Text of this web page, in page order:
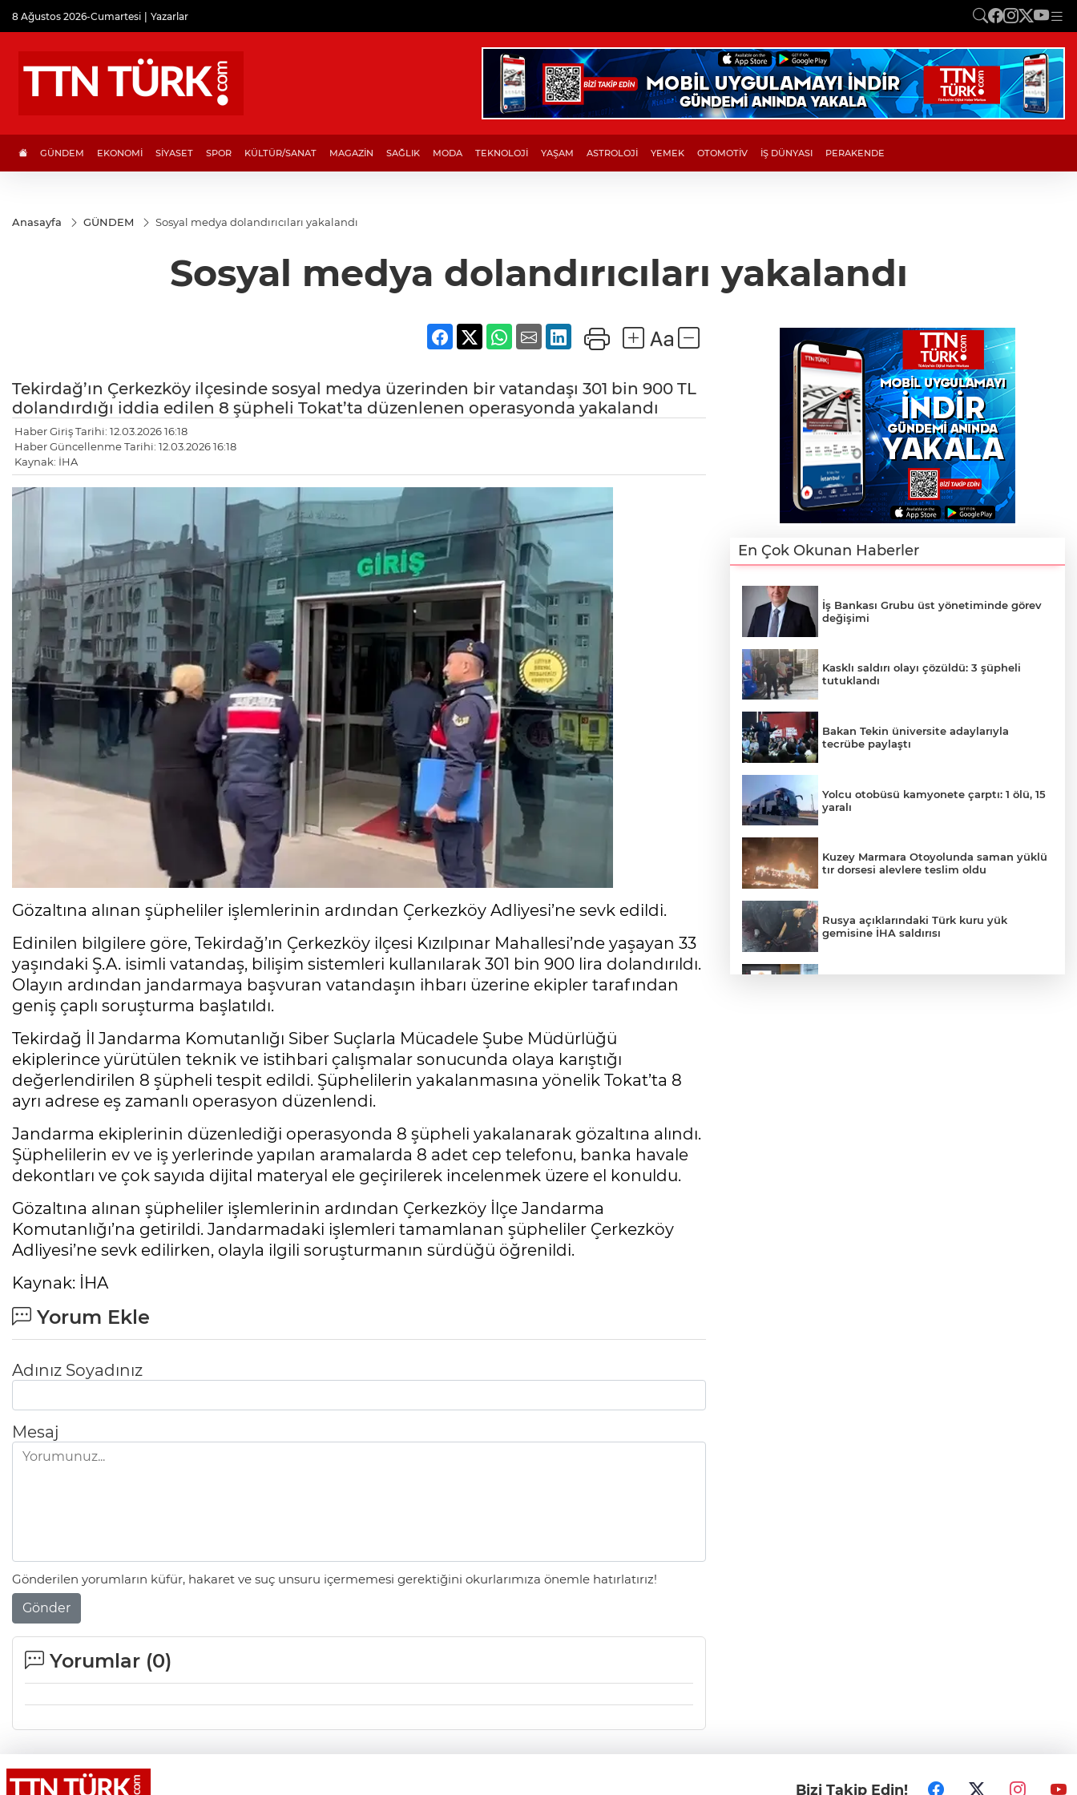
8 Ağustos 2026-Cumartesi Yazarlar
GÜNDEM EKONOMİ SİYASET SPOR KÜLTÜR/SANAT MAGAZİN SAĞLIK MODA TEKNOLOJİ YAŞAM ASTROLOJİ YEMEK OTOMOTİV İŞ DÜNYASI PERAKENDE
Anasayfa GÜNDEM Sosyal medya dolandırıcıları yakalandı
Sosyal medya dolandırıcıları yakalandı
Tekirdağ’ın Çerkezköy ilçesinde sosyal medya üzerinden bir vatandaşı 301 bin 900 TL
dolandırdığı iddia edilen 8 şüpheli Tokat’ta düzenlenen operasyonda yakalandı
Haber Giriş Tarihi: 12.03.2026 16:18
Haber Güncellenme Tarihi: 12.03.2026 16:18
Kaynak: İHA
Gözaltına alınan şüpheliler işlemlerinin ardından Çerkezköy Adliyesi’ne sevk edildi.
Edinilen bilgilere göre, Tekirdağ’ın Çerkezköy ilçesi Kızılpınar Mahallesi’nde yaşayan 33
yaşındaki Ş.A. isimli vatandaş, bilişim sistemleri kullanılarak 301 bin 900 lira dolandırıldı.
Olayın ardından jandarmaya başvuran vatandaşın ihbarı üzerine ekipler tarafından
geniş çaplı soruşturma başlatıldı.
Tekirdağ İl Jandarma Komutanlığı Siber Suçlarla Mücadele Şube Müdürlüğü
ekiplerince yürütülen teknik ve istihbari çalışmalar sonucunda olaya karıştığı
değerlendirilen 8 şüpheli tespit edildi. Şüphelilerin yakalanmasına yönelik Tokat’ta 8
ayrı adrese eş zamanlı operasyon düzenlendi.
Jandarma ekiplerinin düzenlediği operasyonda 8 şüpheli yakalanarak gözaltına alındı.
Şüphelilerin ev ve iş yerlerinde yapılan aramalarda 8 adet cep telefonu, banka havale
dekontları ve çok sayıda dijital materyal ele geçirilerek incelenmek üzere el konuldu.
Gözaltına alınan şüpheliler işlemlerinin ardından Çerkezköy İlçe Jandarma
Komutanlığı’na getirildi. Jandarmadaki işlemleri tamamlanan şüpheliler Çerkezköy
Adliyesi’ne sevk edilirken, olayla ilgili soruşturmanın sürdüğü öğrenildi.
Kaynak: İHA
Yorum Ekle
Adınız Soyadınız
Mesaj
Gönderilen yorumların küfür, hakaret ve suç unsuru içermemesi gerektiğini okurlarımıza önemle hatırlatırız!
Gönder
Yorumlar (0)
En Çok Okunan Haberler
İş Bankası Grubu üst yönetiminde görev
değişimi
Kasklı saldırı olayı çözüldü: 3 şüpheli
tutuklandı
Bakan Tekin üniversite adaylarıyla
tecrübe paylaştı
Yolcu otobüsü kamyonete çarptı: 1 ölü, 15
yaralı
Kuzey Marmara Otoyolunda saman yüklü
tır dorsesi alevlere teslim oldu
Rusya açıklarındaki Türk kuru yük
gemisine İHA saldırısı
Bizi Takip Edin!